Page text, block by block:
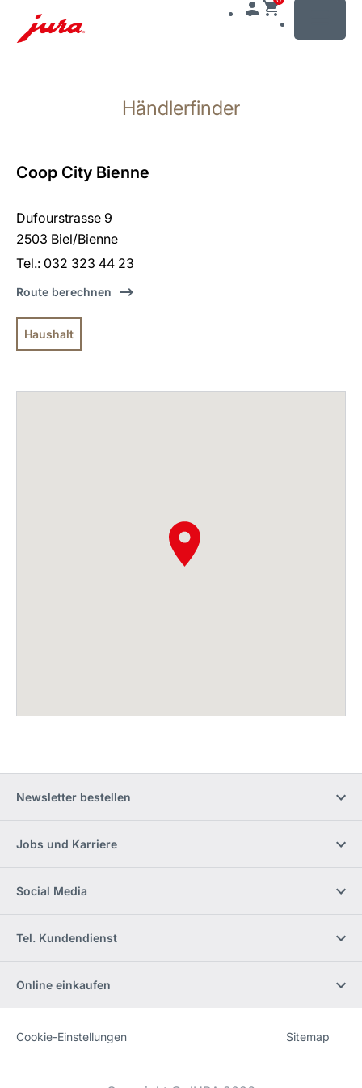
wechseln
Händlerfinder
Coop City Bienne
Dufourstrasse 9
2503 Biel/Bienne
Tel.: 032 323 44 23
Route berechnen
Haushalt
Newsletter bestellen
Jobs und Karriere
Social Media
Tel. Kundendienst
Online einkaufen
Website
[Website
Cookie-Einstellungen Sitemap